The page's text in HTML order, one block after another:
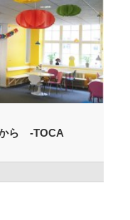
から -TOCA